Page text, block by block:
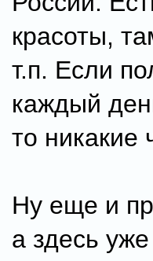
красоты,
т.п. Если
каждый
то никакие
Ну еще и
а здесь